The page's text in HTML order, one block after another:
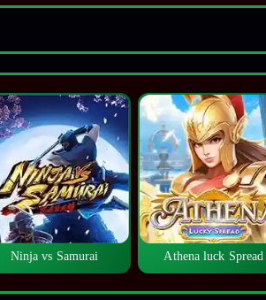
Ninja vs Samurai Athena luck Spread